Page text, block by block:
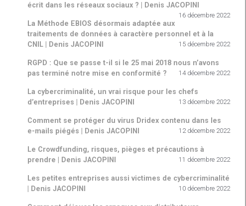
écrit dans les réseaux sociaux ? | Denis JACOPINI
16 décembre 2022
La Méthode EBIOS désormais adaptée aux
traitements de données à caractère personnel et à la
CNIL | Denis JACOPINI
15 décembre 2022
RGPD : Que se passe t-il si le 25 mai 2018 nous n’avons
pas terminé notre mise en conformité ?
14 décembre 2022
La cybercriminalité, un vrai risque pour les chefs
d’entreprises | Denis JACOPINI
13 décembre 2022
Comment se protéger du virus Dridex contenu dans les
e-mails piégés | Denis JACOPINI
12 décembre 2022
Le Crowdfunding, risques, pièges et précautions à
prendre | Denis JACOPINI
11 décembre 2022
Les petites entreprises aussi victimes de cybercriminalité
| Denis JACOPINI
10 décembre 2022